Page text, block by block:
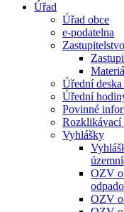
Úřad
Úřad obce
e-podatelna
Úřední
Úřední
Povinné
Rozklikávací
Vyhlášky
OZV o
OZV o